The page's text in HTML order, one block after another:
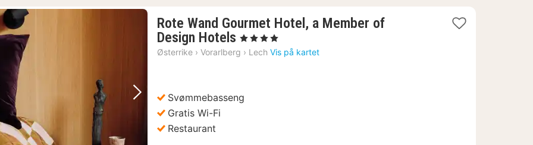
Forrige bilde Neste bilde
Rote Wand Gourmet Hotel, a Member of
Design Hotels 1
natt
kr.
, 4 Stjerner
Østerrike › Vorarlberg › Lech Vis på kartet
Svømmebasseng
Gratis Wi-Fi
Restaurant